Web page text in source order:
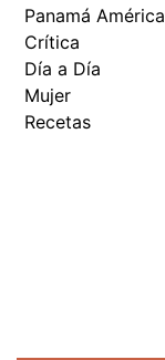
Panamá América
Crítica
Día a Día
Mujer
Recetas